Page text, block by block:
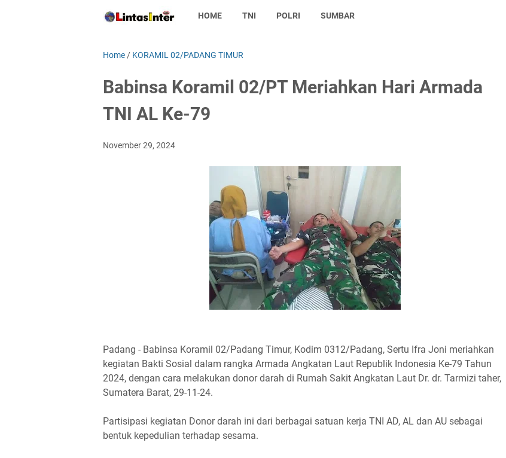
HOME TNI POLRI SUMBAR
Home / KORAMIL 02/PADANG TIMUR
Babinsa Koramil 02/PT Meriahkan Hari Armada
TNI AL Ke-79
November 29, 2024
Padang - Babinsa Koramil 02/Padang Timur, Kodim 0312/Padang, Sertu Ifra Joni meriahkan
kegiatan Bakti Sosial dalam rangka Armada Angkatan Laut Republik Indonesia Ke-79 Tahun
2024, dengan cara melakukan donor darah di Rumah Sakit Angkatan Laut Dr. dr. Tarmizi taher,
Sumatera Barat, 29-11-24.
Partisipasi kegiatan Donor darah ini dari berbagai satuan kerja TNI AD, AL dan AU sebagai
bentuk kepedulian terhadap sesama.